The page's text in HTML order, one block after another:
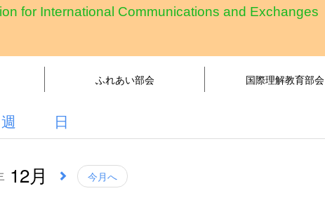
for International Communications and Exchanges
ふれあい部会 国際理解教育部会
週 日
12月 今月へ